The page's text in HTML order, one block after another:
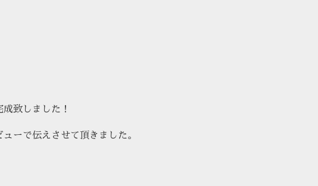
致しました！
ーで伝えさせて頂きました。